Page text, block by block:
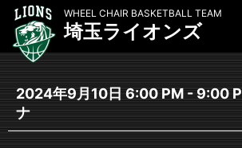
WHEEL CHAIR BASKETBALL TEAM
埼玉ライオンズ
2024年9月10日 6:00 PM - 9:00
ナ